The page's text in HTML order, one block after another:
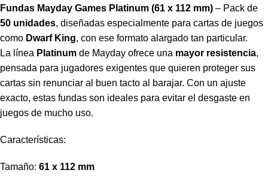
Fundas Mayday Games Platinum (61 x 112 mm) – Pack de
50 unidades, diseñadas especialmente para cartas de juegos
como Dwarf King, con ese formato alargado tan particular.
La línea Platinum de Mayday ofrece una mayor resistencia,
pensada para jugadores exigentes que quieren proteger sus
cartas sin renunciar al buen tacto al barajar. Con un ajuste
exacto, estas fundas son ideales para evitar el desgaste en
juegos de mucho uso.
Características:
Tamaño: 61 x 112 mm